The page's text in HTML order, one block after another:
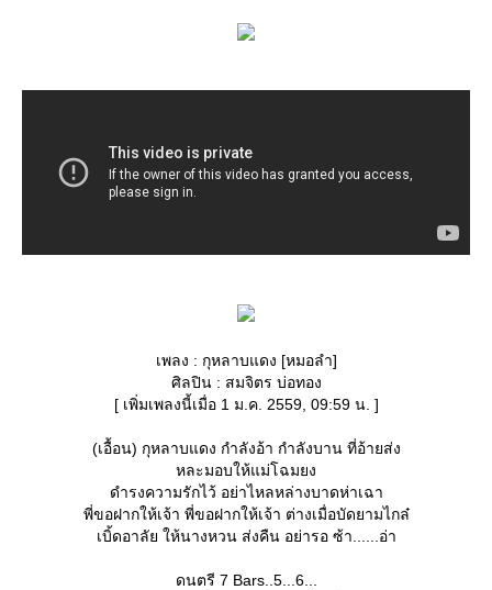
เพลง : กุหลาบแดง [หมอลำ]
ศิลปิน : สมจิตร บ่อทอง
[ เพิ่มเพลงนี้เมื่อ 1 ม.ค. 2559, 09:59 น. ]
(เอื้อน) กุหลาบแดง กำลังอ้า กำลังบาน ที่อ้ายส่ง
หละมอบให้แม่โฉมยง
ดำรงความรักไว้ อย่าไหลหล่างบาดห่าเฉา
พี่ขอฝากให้เจ้า พี่ขอฝากให้เจ้า ต่างเมื่อบัดยามไกล๋
เบิ้ดอาลัย ให้นางหวน ส่งคืน อย่ารอ ซ้า......อ่า
ดนตรี 7 Bars..5...6...